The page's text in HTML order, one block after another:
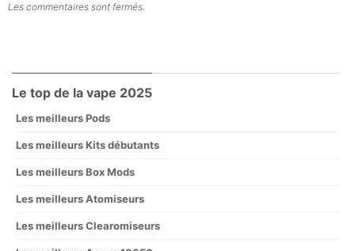
Les commentaires sont fermés.
Le top de la vape 2025
Les meilleurs Pods
Les meilleurs Kits débutants
Les meilleurs Box Mods
Les meilleurs Atomiseurs
Les meilleurs Clearomiseurs